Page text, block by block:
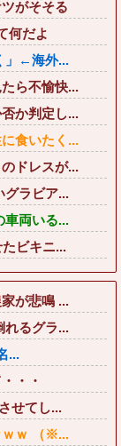
がそそる
何だよ
」←海外...
ら不愉快...
か判定し...
食いたく...
ドレスが...
グラビア...
車両いる...
たビキニ...
が悲鳴 ...
れるグラ...
...
・・
せてし...
ｗｗ （※...